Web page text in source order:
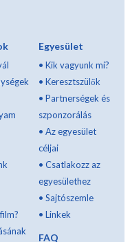
Egyesület
•Kik vagyunk mi?
•Keresztszülők
•Partnerségek és
szponzorálás
•Az egyesület
céljai
•Csatlakozz az
egyesülethez
•Sajtószemle
•Linkek
FAQ